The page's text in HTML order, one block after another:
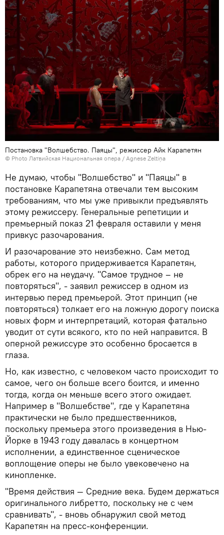
Постановка "Волшебство. Паяцы", режиссер Айк Карапетян
© Photo Латвийская Национальная опера / Agnese Zeltiņa
Не думаю, чтобы "Волшебство" и "Паяцы" в
постановке Карапетяна отвечали тем высоким
требованиям, что мы уже привыкли предъявлять
этому режиссеру. Генеральные репетиции и
премьерный показ 21 февраля оставили у меня
привкус разочарования.
И разочарование это неизбежно. Сам метод
работы, которого придерживается Карапетян,
обрек его на неудачу. "Самое трудное – не
повторяться", - заявил режиссер в одном из
интервью перед премьерой. Этот принцип (не
повторяться) толкает его на ложную дорогу поиска
новых форм и интерпретаций, которая фатально
уводит от сути всякого, кто по ней направится. В
оперной режиссуре это особенно бросается в
глаза.
Но, как известно, с человеком часто происходит то
самое, чего он больше всего боится, и именно
тогда, когда он меньше всего этого ожидает.
Например в "Волшебстве", где у Карапетяна
практически не было предшественников,
поскольку премьера этого произведения в Нью-
Йорке в 1943 году давалась в концертном
исполнении, а единственное сценическое
воплощение оперы не было увековечено на
кинопленке.
"Время действия — Средние века. Будем держаться
оригинального либретто, поскольку не с чем
сравнивать", - вновь обнаружил свой метод
Карапетян на пресс-конференции.